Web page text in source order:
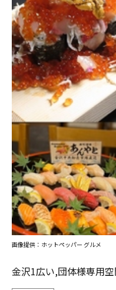
金沢1広い,団体様専用
画像提供：ホットペッパー グルメ